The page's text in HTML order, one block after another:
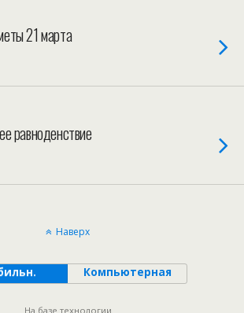
21 марта
равноденствие
Наверх
Компьютерная
На базе технологии